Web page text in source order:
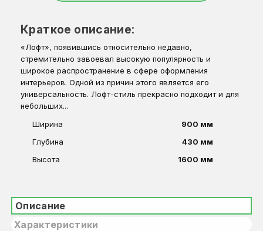
Краткое описание:
«Лофт», появившись относительно недавно,
стремительно завоевал высокую популярность и
широкое распространение в сфере оформления
интерьеров. Одной из причин этого является его
универсальность. Лофт-стиль прекрасно подходит и для
небольших...
Ширина
900 мм
Глубина
430 мм
Высота
1600 мм
Описание
Характеристики